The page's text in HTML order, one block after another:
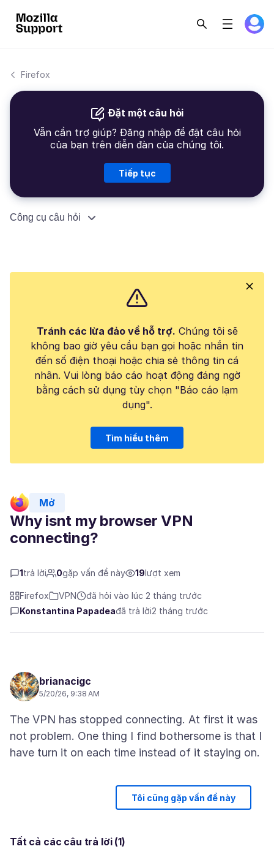
Firefox
Đặt một câu hỏi
Vẫn cần trợ giúp? Đăng nhập để đặt câu hỏi
của bạn trên diễn đàn của chúng tôi.
Tiếp tục
Công cụ câu hỏi
Tránh các lừa đảo về hỗ trợ. Chúng tôi sẽ
không bao giờ yêu cầu bạn gọi hoặc nhắn tin
đến số điện thoại hoặc chia sẻ thông tin cá
nhân. Vui lòng báo cáo hoạt động đáng ngờ
bằng cách sử dụng tùy chọn "Báo cáo lạm
dụng".
Tìm hiểu thêm
Mở
Why isnt my browser VPN
connecting?
1trả lời 0gặp vấn đề này 19lượt xem
Firefox VPN
đã hỏi vào lúc 2 tháng trước
Konstantina Papadeađã trả lời2 tháng trước
brianacigc
5/20/26, 9:38 AM
The VPN has stopped connecting. At first it was
not problem. One thing I find bothersome is that I
Tôi cũng gặp vấn đề này
Tất cả các câu trả lời (1)